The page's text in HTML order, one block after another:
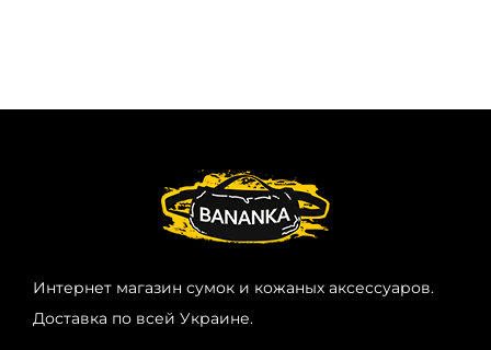
Интернет магазин сумок и кожаных аксессуаров.
Доставка по всей Украине.